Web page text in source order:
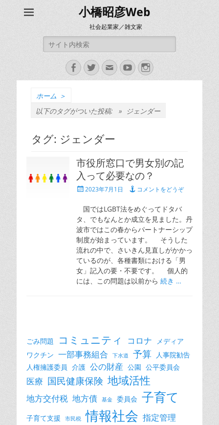
小橋昭彦Web
社会起業家／雑文家
索:
Facebook
Twitter
メ
ー
YouTubeInstagram
ホーム ＞
以下のタグがついた投稿: »
ジェンダー
タグ: ジェンダー
市役所窓口で男女別の記
入って必要なの？
投 2023年7月1日 コメントをどうぞ
国ではLGBT法をめぐってドタバ
タ、でもなんとか成立を見ました。丹
波市ではこの春からパートナーシップ
制度が始まっています。 そうした
流れの中で、さいきん見直しがかかっ
ているのが、各種書類における「男
女」記入の要・不要です。 個人的
には、この問題は以前から 続き …
ごみ問題 コミュニティ コロナ
メディア
ワクチン 一部事務組合 下水道 予算 人事院勧告
人権擁護委員 介護 公の財産 公園 公平委員会
医療 国民健康保険 地域活性
地方交付税 地方債 基金 委員会 子育て
子育て支援 市民税 情報社会 指定管理